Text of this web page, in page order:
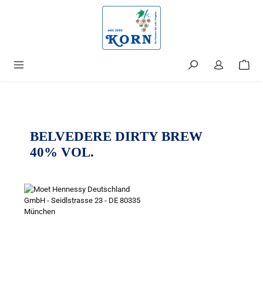
BELVEDERE DIRTY BREW
40% VOL.